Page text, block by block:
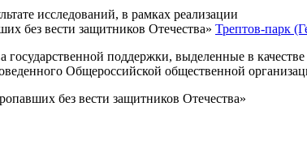
исследований, в рамках реализации
без вести защитников Отечества» Трептов-парк
государственной поддержки, выделенные в
Общероссийской общественной
без вести защитников Отечества»